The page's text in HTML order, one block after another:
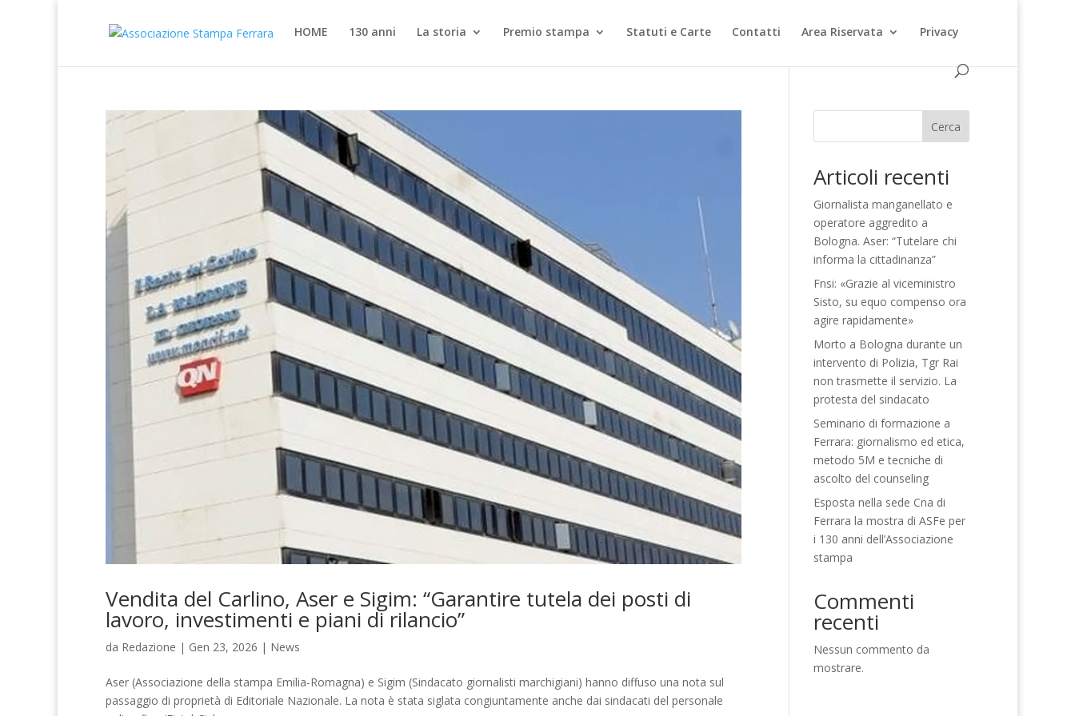
HOME 130 anni La storia Premio stampa Statuti e Carte Contatti Area Riservata Privacy
Vendita del Carlino, Aser e Sigim: “Garantire tutela dei posti di
lavoro, investimenti e piani di rilancio”
da Redazione | Gen 23, 2026 | News
Aser (Associazione della stampa Emilia-Romagna) e Sigim (Sindacato giornalisti marchigiani) hanno diffuso una nota sul
passaggio di proprietà di Editoriale Nazionale. La nota è stata siglata congiuntamente anche dai sindacati del personale
Cerca
Articoli recenti
Giornalista manganellato e
operatore aggredito a
Bologna. Aser: “Tutelare chi
informa la cittadinanza”
Fnsi: «Grazie al viceministro
Sisto, su equo compenso ora
agire rapidamente»
Morto a Bologna durante un
intervento di Polizia, Tgr Rai
non trasmette il servizio. La
protesta del sindacato
Seminario di formazione a
Ferrara: giornalismo ed etica,
metodo 5M e tecniche di
ascolto del counseling
Esposta nella sede Cna di
Ferrara la mostra di ASFe per
i 130 anni dell’Associazione
stampa
Commenti
recenti
Nessun commento da
mostrare.